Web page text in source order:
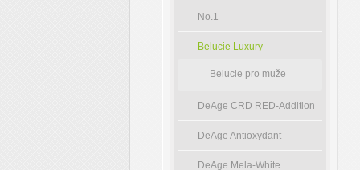
No.1
Belucie Luxury
Belucie pro muže
DeAge CRD RED-Addition
DeAge Antioxydant
DeAge Mela-White